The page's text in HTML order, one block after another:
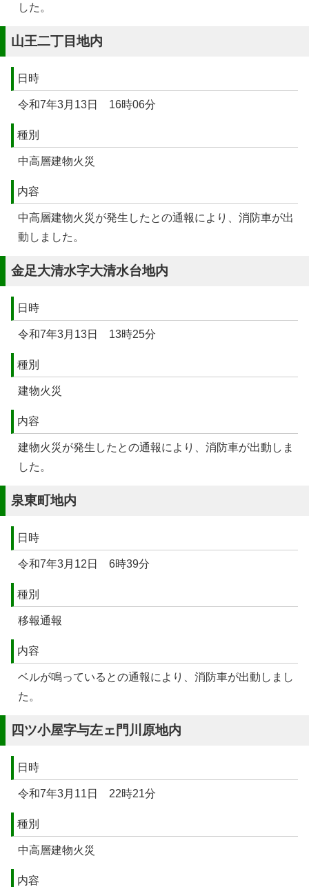
した。
山王二丁目地内
日時
令和7年3月13日 16時06分
種別
中高層建物火災
内容
中高層建物火災が発生したとの通報により、消防車が出
動しました。
金足大清水字大清水台地内
日時
令和7年3月13日 13時25分
種別
建物火災
内容
建物火災が発生したとの通報により、消防車が出動しま
した。
泉東町地内
日時
令和7年3月12日 6時39分
種別
移報通報
内容
ベルが鳴っているとの通報により、消防車が出動しまし
た。
四ツ小屋字与左ェ門川原地内
日時
令和7年3月11日 22時21分
種別
中高層建物火災
内容